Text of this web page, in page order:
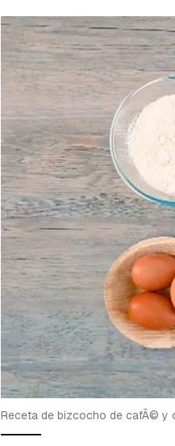
Para
cuenta
Receta de bizcocho de cafÃ© y